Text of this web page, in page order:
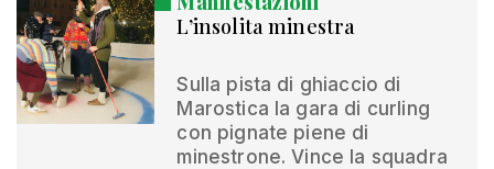
L’insolita minestra
Sulla pista di ghiaccio di
Marostica la gara di curling
con pignate piene di
minestrone. Vince la squadra